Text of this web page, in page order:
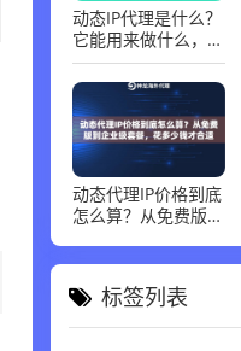
动态IP代理是什么？
它能用来做什么，优
动态代理IP价格到底
怎么算？从免费版到
企业级套餐，花多少
钱才合适
标签列表